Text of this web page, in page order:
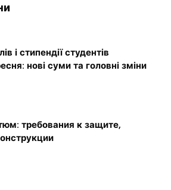
і стипендії студентів
нові суми та головні зміни
требования к защите,